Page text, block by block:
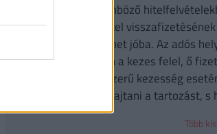
A kezesség a különböző
kapcsolódóan a hitel visszafizetésének
biztosítékaként jöhet jóba. Az adós
nemfizetés esetén a kezes felel, ő
tartozást. Az egyszerű kezesség
az adóson kell behajtani a tartozást, s
sikertelen, akkor lehet a kezestől
Több